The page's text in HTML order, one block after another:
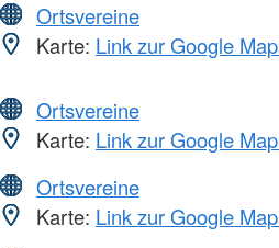
Ortsvereine
Karte: Link zur Google
Ortsvereine
Karte: Link zur Google
Ortsvereine
Karte: Link zur Google